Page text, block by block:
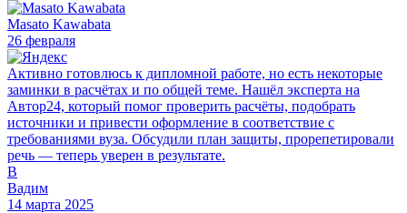
Masato Kawabata
26 февраля
Активно готовлюсь к дипломной работе, но есть некоторые
заминки в расчётах и по общей теме. Нашёл эксперта на
Автор24, который помог проверить расчёты, подобрать
источники и привести оформление в соответствие с
требованиями вуза. Обсудили план защиты, прорепетировали
речь — теперь уверен в результате.
В
Вадим
14 марта 2025